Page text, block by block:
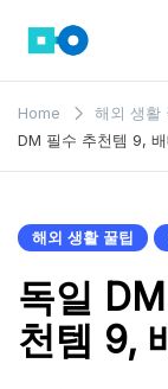
content
모인 해
외송금
까지 꼭 알아야 할
Home 해외 생활
DM 필수 추천템 9,
해외 생활 꿀팁
독일
천템 9,